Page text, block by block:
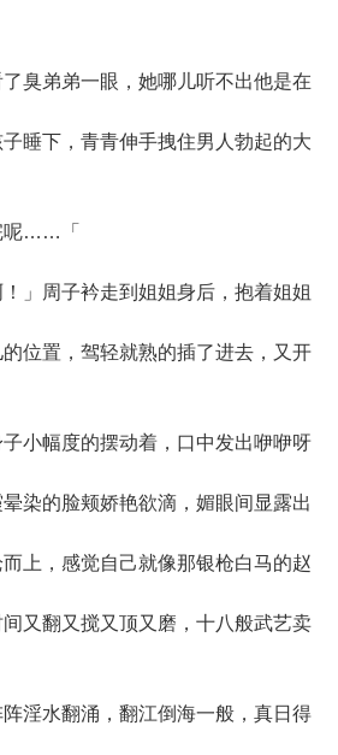
弟弟一眼，她哪儿听不出他是在
睡下，青青伸手拽住男人勃起的大
……「
周子衿走到姐姐身后，抱着姐姐
位置，驾轻就熟的插了进去，又开
幅度的摆动着，口中发出咿咿呀
染的脸颊娇艳欲滴，媚眼间显露出
上，感觉自己就像那银枪白马的赵
又翻又搅又顶又磨，十八般武艺卖
水翻涌，翻江倒海一般，真日得